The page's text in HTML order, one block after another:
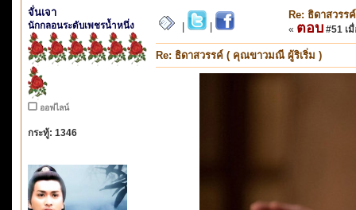
จั่นเจา
นักกลอนระดับเพชรน้ำหนึ่ง
ออฟไลน์
กระทู้: 1346
Re: ธิดาสวร
« ตอบ #51 เ
Re: ธิดาสวรรค์ ( คุณขาวมณี ผู้ริเริ่ม )